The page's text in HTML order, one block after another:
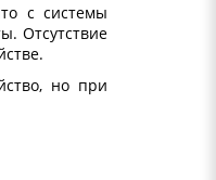
с системы
Отсутствие
но при